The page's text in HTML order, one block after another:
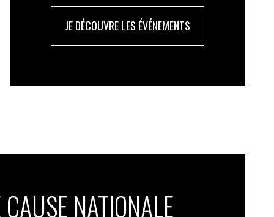
JE DÉCOUVRE LES ÉVÉNEMENTS
NATIONALE